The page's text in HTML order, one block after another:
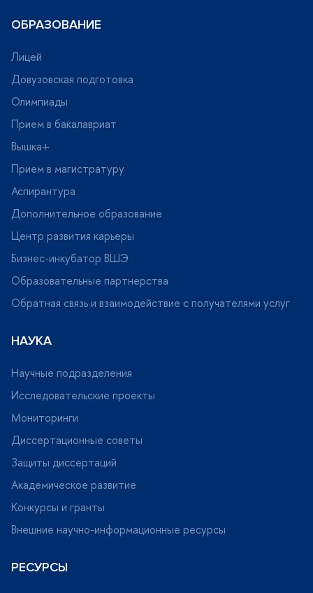
ОБРАЗОВАНИЕ
Лицей
Довузовская подготовка
Олимпиады
Прием в бакалавриат
ышка+
Прием в магистратуру
Аспирантура
Дополнительное образование
Центр развития карьеры
Бизнес-инкубатор ВШЭ
Образовательные партнерства
Обратная связь и взаимодействие с получателями услу
НАУКА
Научные подразделения
Исследовательские проекты
Мониторинги
Диссертационные советы
Защиты диссертаций
Академическое развитие
Конкурсы и гранты
нешние научно-информационные ресурсы
РЕСУРСЫ